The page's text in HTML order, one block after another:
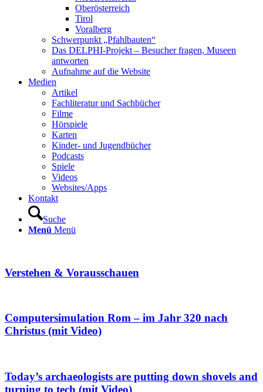
Oberösterreich
Tirol
Voralberg
Schwerpunkt „Pfahlbauten“
Das DELPHI-Projekt – Besucher fragen, Museen
antworten
Aufnahme auf die Website
Medien
Artikel
Fachliteratur und Sachbücher
Filme
Hörspiele
Karten
Kinder- und Jugendbücher
Podcasts
Spiele
Videos
Websites/Apps
Kontakt
Suche
Menü Menü
Verstehen & Vorausschauen
Computersimulation Rom – im Jahr 320 nach
Christus (mit Video)
Today’s archaeologists are putting down shovels and
turning to tech (mit Video)